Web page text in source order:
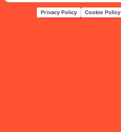
Privacy Policy Cookie Policy